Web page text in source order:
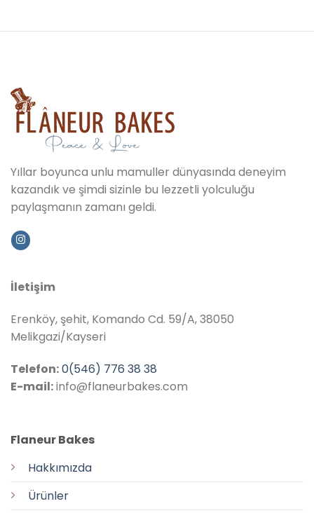
Yıllar boyunca unlu mamuller dünyasında deneyim
kazandık ve şimdi sizinle bu lezzetli yolculuğu
paylaşmanın zamanı geldi.
Flaneur Bakes
Hakkımızda
Ürünler
İletişim
Erenköy, şehit, Komando Cd. 59/A, 38050
Melikgazi/Kayseri
Telefon:0(546) 776 38 38
E-mail:info@flaneurbakes.com